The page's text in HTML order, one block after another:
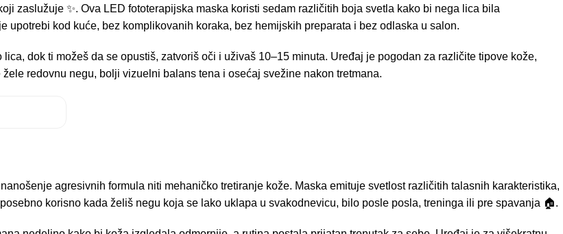
zaslužuje ✨. Ova LED fototerapijska maska koristi sedam različitih boja svetla kako bi nega lica bila
kod kuće, bez komplikovanih koraka, bez hemijskih preparata i bez odlaska u salon.
dok ti možeš da se opustiš, zatvoriš oči i uživaš 10–15 minuta. Uređaj je pogodan za različite tipove kože,
redovnu negu, bolji vizuelni balans tena i osećaj svežine nakon tretmana.
agresivnih formula niti mehaničko tretiranje kože. Maska emituje svetlost različitih talasnih karakteristika,
korisno kada želiš negu koja se lako uklapa u svakodnevicu, bilo posle posla, treninga ili pre spavanja 🏠.